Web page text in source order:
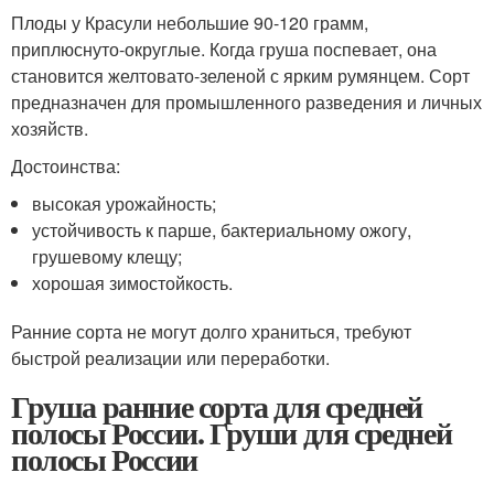
Плоды у Красули небольшие 90-120 грамм,
приплюснуто-округлые. Когда груша поспевает, она
становится желтовато-зеленой с ярким румянцем. Сорт
предназначен для промышленного разведения и личных
хозяйств.
Достоинства:
высокая урожайность;
устойчивость к парше, бактериальному ожогу,
грушевому клещу;
хорошая зимостойкость.
Ранние сорта не могут долго храниться, требуют
быстрой реализации или переработки.
Груша ранние сорта для средней
полосы России. Груши для средней
полосы России